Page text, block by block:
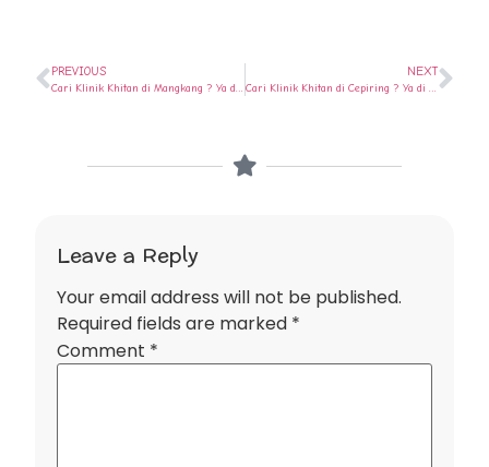
PREVIOUS NEXT
Leave a Reply
Your email address will not be published.
Required fields are marked *
Comment *